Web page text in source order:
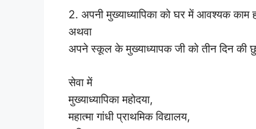
2. अपनी मुख्याध्यापिका को घर में आवश्यक काम
अथवा
अपने स्कूल के मुख्याध्यापक जी को तीन दिन की
सेवा में
मुख्याध्यापिका महोदया,
महात्मा गांधी प्राथमिक विद्यालय,